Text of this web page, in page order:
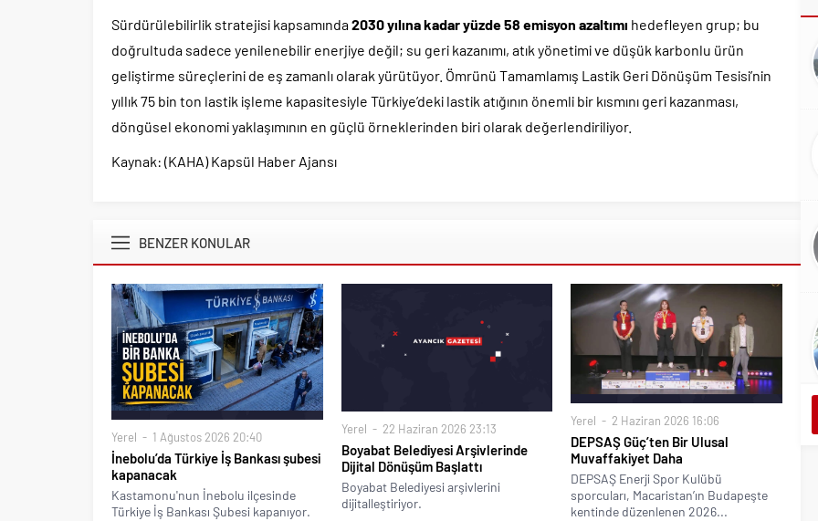
Sürdürülebilirlik stratejisi kapsamında2030 yılına kadar yüzde 58 emisyon azaltımı hedefleyen grup; bu
doğrultuda sadece yenilenebilir enerjiye değil; su geri kazanımı, atık yönetimi ve düşük karbonlu ürün
geliştirme süreçlerini de eş zamanlı olarak yürütüyor. Ömrünü Tamamlamış Lastik Geri Dönüşüm Tesisi’nin
yıllık 75 bin ton lastik işleme kapasitesiyle Türkiye’deki lastik atığının önemli bir kısmını geri kazanması,
döngüsel ekonomi yaklaşımının en güçlü örneklerinden biri olarak değerlendiriliyor.
Kaynak: (KAHA) Kapsül Haber Ajansı
BENZER KONULAR
Yerel 1 Ağustos 2026 20:40
İnebolu’da Türkiye İş Bankası şubesi
kapanacak
Kastamonu'nun İnebolu ilçesinde
Türkiye İş Bankası Şubesi kapanıyor.
Yerel 22 Haziran 2026 23:13
Boyabat Belediyesi Arşivlerinde
Dijital Dönüşüm Başlattı
Boyabat Belediyesi arşivlerini
dijitalleştiriyor.
Yerel 2 Haziran 2026 16:06
DEPSAŞ Güç’ten Bir Ulusal
Muvaffakiyet Daha
DEPSAŞ Enerji Spor Kulübü
sporcuları, Macaristan’ın Budapeşte
kentinde düzenlenen 2026...